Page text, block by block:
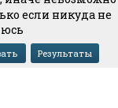
если никуда не